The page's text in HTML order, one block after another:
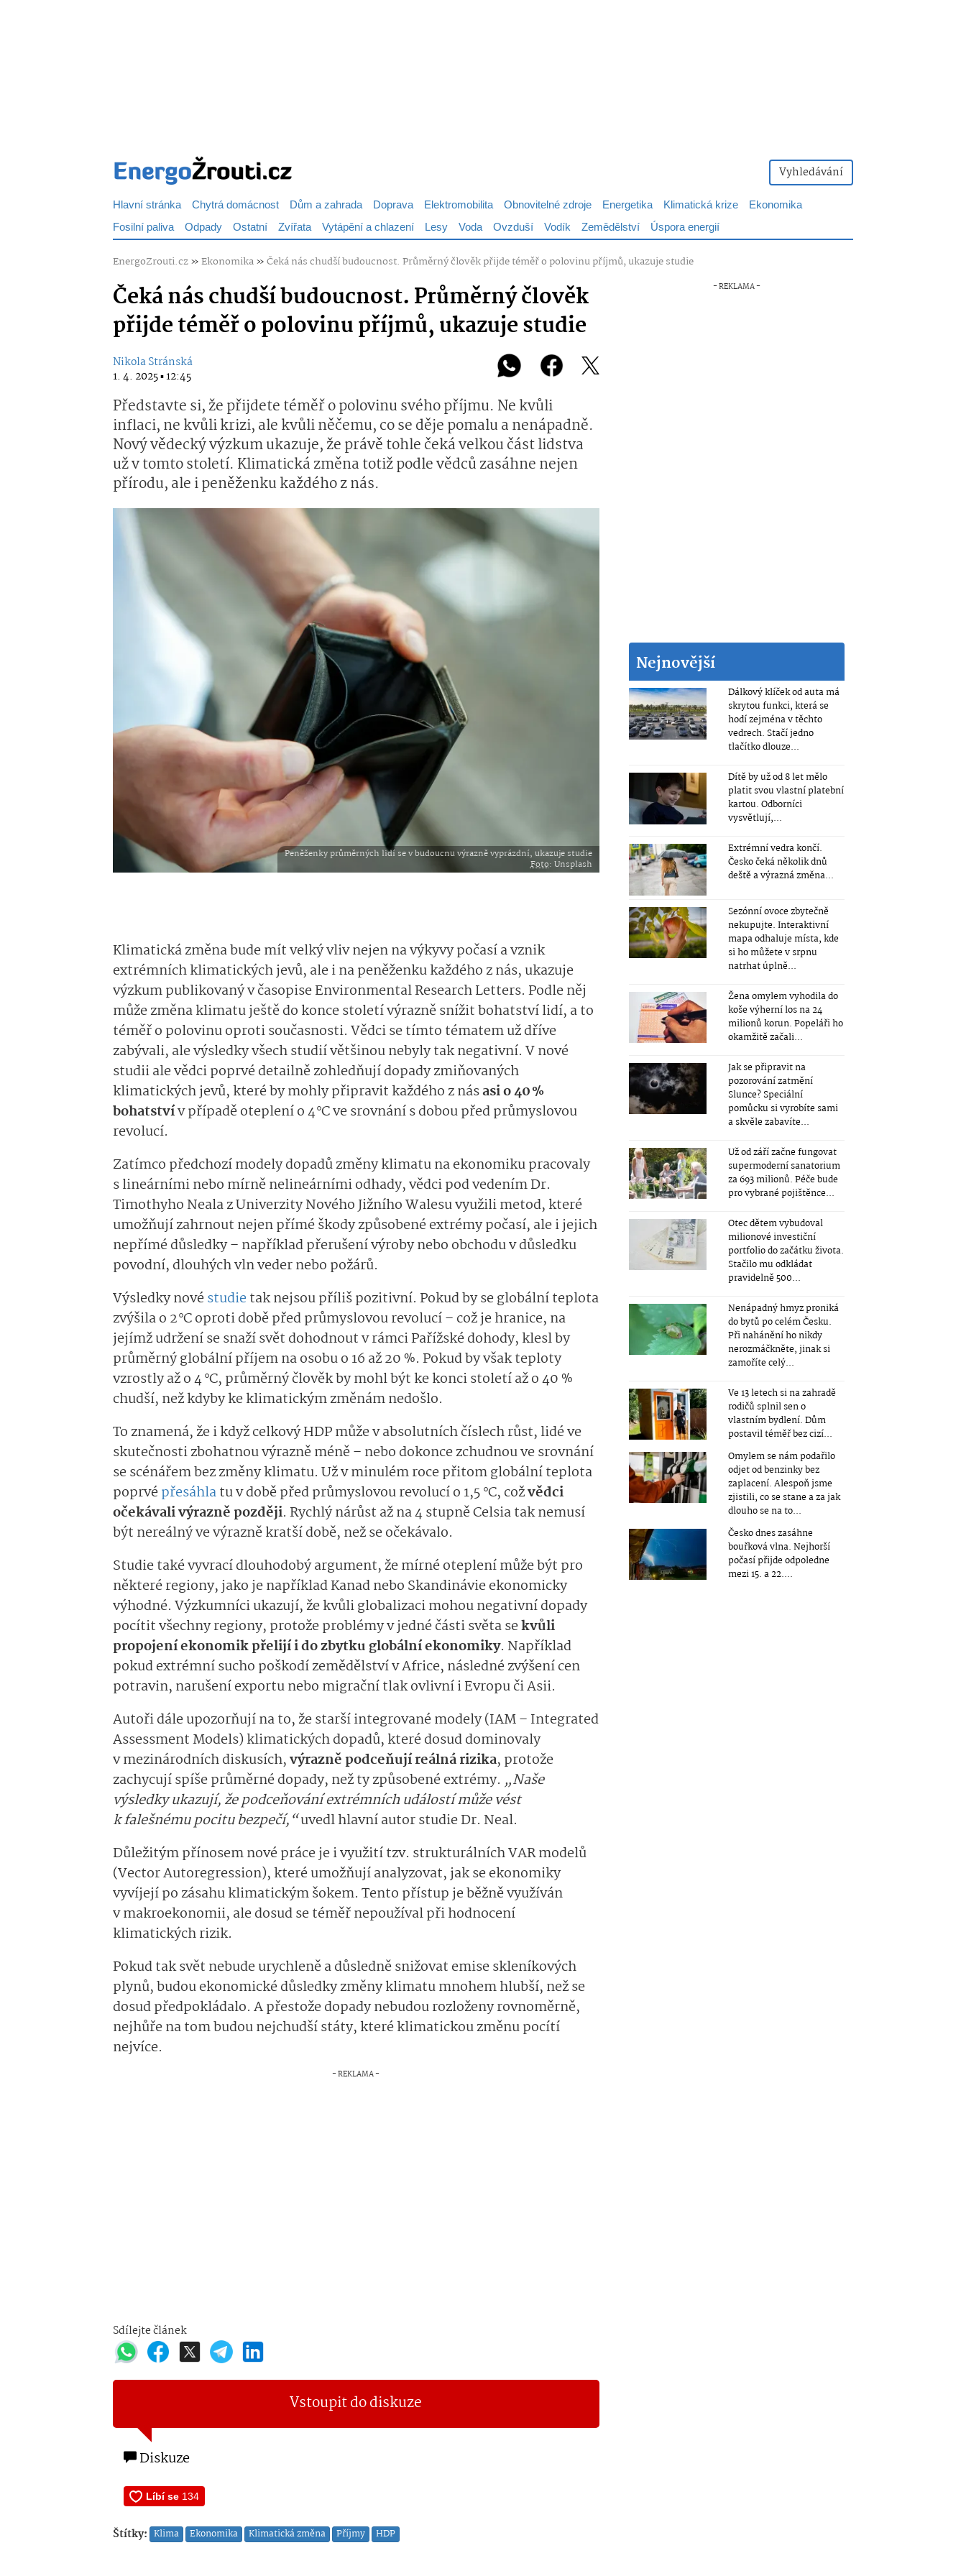
Vyhledávání
Hlavní stránka Chytrá domácnost Dům a zahrada Doprava Elektromobilita Obnovitelné zdroje Energetika Klimatická krize
Ekonomika
Fosilní paliva Odpady Ostatní Zvířata Vytápění a chlazení Lesy Voda Ovzduší Vodík Zemědělství Úspora energií
EnergoZrouti.cz»Ekonomika»Čeká nás chudší budoucnost. Průměrný člověk přijde téměř o polovinu příjmů, ukazuje studie
Čeká nás chudší budoucnost. Průměrný člověk
přijde téměř o polovinu příjmů, ukazuje studie
Nikola Stránská
1. 4. 2025 ▪ 12:45
Představte si, že přijdete téměř o polovinu svého příjmu. Ne kvůli
inflaci, ne kvůli krizi, ale kvůli něčemu, co se děje pomalu a nenápadně.
Nový vědecký výzkum ukazuje, že právě tohle čeká velkou část lidstva
už v tomto století. Klimatická změna totiž podle vědců zasáhne nejen
přírodu, ale i peněženku každého z nás.
Peněženky průměrných lidí se v budoucnu výrazně vyprázdní, ukazuje studie
Foto: Unsplash
Klimatická změna bude mít velký vliv nejen na výkyvy počasí a vznik
extrémních klimatických jevů, ale i na peněženku každého z nás, ukazuje
výzkum publikovaný v časopise Environmental Research Letters. Podle něj
může změna klimatu ještě do konce století výrazně snížit bohatství lidí, a to
téměř o polovinu oproti současnosti. Vědci se tímto tématem už dříve
zabývali, ale výsledky všech studií většinou nebyly tak negativní. V nové
studii ale vědci poprvé detailně zohledňují dopady zmiňovaných
klimatických jevů, které by mohly připravit každého z násasi o 40 %
bohatstvív případě oteplení o 4 °C ve srovnání s dobou před průmyslovou
revolucí.
Zatímco předchozí modely dopadů změny klimatu na ekonomiku pracovaly
s lineárními nebo mírně nelineárními odhady, vědci pod vedením Dr.
Timothyho Neala z Univerzity Nového Jižního Walesu využili metod, které
umožňují zahrnout nejen přímé škody způsobené extrémy počasí, ale i jejich
nepřímé důsledky – například přerušení výroby nebo obchodu v důsledku
povodní, dlouhých vln veder nebo požárů.
Výsledky novéstudietak nejsou příliš pozitivní. Pokud by se globální teplota
zvýšila o 2 °C oproti době před průmyslovou revolucí – což je hranice, na
jejímž udržení se snaží svět dohodnout v rámci Pařížské dohody, klesl by
průměrný globální příjem na osobu o 16 až 20 %. Pokud by však teploty
vzrostly až o 4 °C, průměrný člověk by mohl být ke konci století až o 40 %
chudší, než kdyby ke klimatickým změnám nedošlo.
To znamená, že i když celkový HDP může v absolutních číslech růst, lidé ve
skutečnosti zbohatnou výrazně méně – nebo dokonce zchudnou ve srovnání
se scénářem bez změny klimatu. Už v minulém roce přitom globální teplota
poprvépřesáhlatu v době před průmyslovou revolucí o 1,5 °C, cožvědci
očekávali výrazně později. Rychlý nárůst až na 4 stupně Celsia tak nemusí
být nereálný ve výrazně kratší době, než se očekávalo.
Studie také vyvrací dlouhodobý argument, že mírné oteplení může být pro
některé regiony, jako je například Kanad nebo Skandinávie ekonomicky
výhodné. Výzkumníci ukazují, že kvůli globalizaci mohou negativní dopady
pocítit všechny regiony, protože problémy v jedné části světa sekvůli
propojení ekonomik přelijí i do zbytku globální ekonomiky. Například
pokud extrémní sucho poškodí zemědělství v Africe, následné zvýšení cen
potravin, narušení exportu nebo migrační tlak ovlivní i Evropu či Asii.
Autoři dále upozorňují na to, že starší integrované modely (IAM – Integrated
Assessment Models) klimatických dopadů, které dosud dominovaly
v mezinárodních diskusích,výrazně podceňují reálná rizika, protože
zachycují spíše průměrné dopady, než ty způsobené extrémy. „Naše
výsledky ukazují, že podceňování extrémních událostí může vést
k falešnému pocitu bezpečí,“uvedl hlavní autor studie Dr. Neal.
Důležitým přínosem nové práce je i využití tzv. strukturálních VAR modelů
(Vector Autoregression), které umožňují analyzovat, jak se ekonomiky
vyvíjejí po zásahu klimatickým šokem. Tento přístup je běžně využíván
v makroekonomii, ale dosud se téměř nepoužíval při hodnocení
klimatických rizik.
Pokud tak svět nebude urychleně a důsledně snižovat emise skleníkových
plynů, budou ekonomické důsledky změny klimatu mnohem hlubší, než se
dosud předpokládalo. A přestože dopady nebudou rozloženy rovnoměrně,
nejhůře na tom budou nejchudší státy, které klimatickou změnu pocítí
nejvíce.
Sdílejte článek
Vstoupit do diskuze
Diskuze
Štítky: Klima Ekonomika Klimatická změna Příjmy HDP
Nejnovější
Dálkový klíček od auta má
skrytou funkci, která se
hodí zejména v těchto
vedrech. Stačí jedno
tlačítko dlouze...
Dítě by už od 8 let mělo
platit svou vlastní platební
kartou. Odborníci
vysvětlují,...
Extrémní vedra končí.
Česko čeká několik dnů
deště a výrazná změna...
Sezónní ovoce zbytečně
nekupujte. Interaktivní
mapa odhaluje místa, kde
si ho můžete v srpnu
natrhat úplně...
Žena omylem vyhodila do
koše výherní los na 24
milionů korun. Popeláři ho
okamžitě začali...
Jak se připravit na
pozorování zatmění
Slunce? Speciální
pomůcku si vyrobíte sami
a skvěle zabavíte...
Už od září začne fungovat
supermoderní sanatorium
za 693 milionů. Péče bude
pro vybrané pojištěnce...
Otec dětem vybudoval
milionové investiční
portfolio do začátku života.
Stačilo mu odkládat
pravidelně 500...
Nenápadný hmyz proniká
do bytů po celém Česku.
Při nahánění ho nikdy
nerozmáčkněte, jinak si
zamoříte celý...
Ve 13 letech si na zahradě
rodičů splnil sen o
vlastním bydlení. Dům
postavil téměř bez cizí...
Omylem se nám podařilo
odjet od benzinky bez
zaplacení. Alespoň jsme
zjistili, co se stane a za jak
dlouho se na to...
Česko dnes zasáhne
bouřková vlna. Nejhorší
počasí přijde odpoledne
mezi 15. a 22....